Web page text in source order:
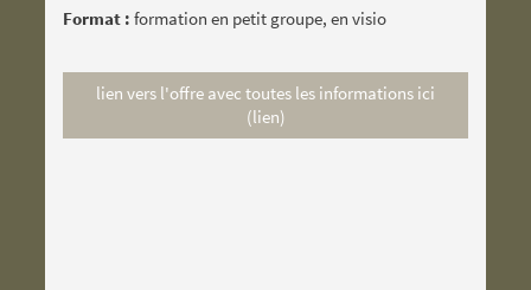
Format : formation en petit groupe, en visio
lien vers l'offre avec toutes les informations ici
(lien)